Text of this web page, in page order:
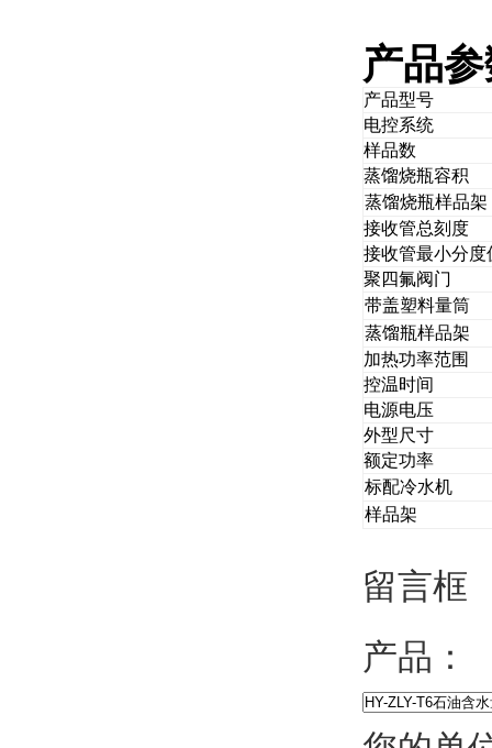
产品
产品型号
电控系统
样品数
蒸馏烧瓶容积
蒸馏烧瓶样品架
接收管总刻度
接收管最小分度
聚四氟阀门
带盖塑料量筒
蒸馏瓶样品架
加热功率范围
控温时间
电源电压
外型尺寸
额定功率
标配冷水机
样品架
留言框
产品：